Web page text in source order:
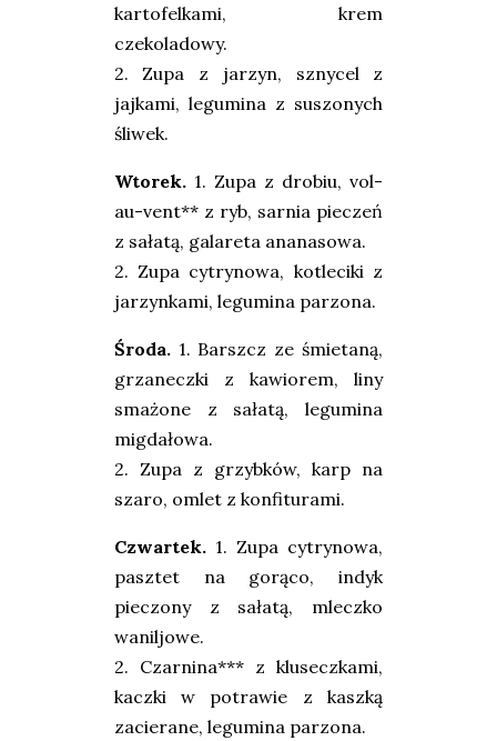
kartofelkami, krem
czekoladowy.
2. Zupa z jarzyn, sznycel z
jajkami, legumina z suszonych
śliwek.
Wtorek. 1. Zupa z drobiu, vol-
au-vent** z ryb, sarnia pieczeń
z sałatą, galareta ananasowa.
2. Zupa cytrynowa, kotleciki z
jarzynkami, legumina parzona.
Środa. 1. Barszcz ze śmietaną,
grzaneczki z kawiorem, liny
smażone z sałatą, legumina
migdałowa.
2. Zupa z grzybków, karp na
szaro, omlet z konfiturami.
Czwartek. 1. Zupa cytrynowa,
pasztet na gorąco, indyk
pieczony z sałatą, mleczko
waniljowe.
2. Czarnina*** z kluseczkami,
kaczki w potrawie z kaszką
zacierane, legumina parzona.